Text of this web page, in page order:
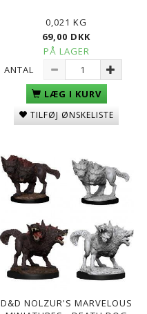
0,021 KG
69,00 DKK
PÅ LAGER
ANTAL
LÆG I KURV
TILFØJ ØNSKELISTE
D&D NOLZUR'S MARVELOUS